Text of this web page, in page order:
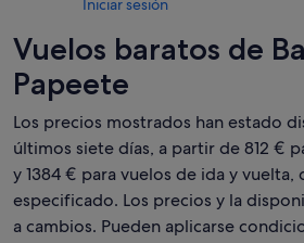
Iniciar sesión
Vuelos baratos de
Papeete
Los precios mostrados han estado
últimos siete días, a partir de 812 €
y 1384 € para vuelos de ida y
especificado. Los precios y la
a cambios. Pueden aplicarse